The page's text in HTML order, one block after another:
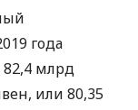
года
82,4 млрд
или 80,35